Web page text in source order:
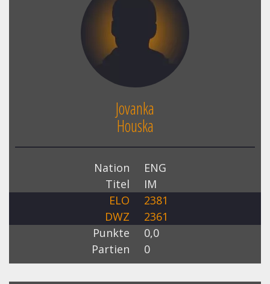
Jovanka
Houska
Nation
ENG
Titel
IM
ELO
2381
DWZ
2361
Punkte
0,0
Partien
0